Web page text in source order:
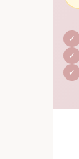
✓
✓
✓